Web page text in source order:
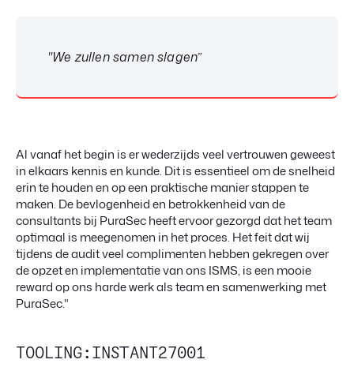
"We zullen samen slagen”
Al vanaf het begin is er wederzijds veel vertrouwen geweest
in elkaars kennis en kunde. Dit is essentieel om de snelheid
erin te houden en op een praktische manier stappen te
maken. De bevlogenheid en betrokkenheid van de
consultants bij PuraSec heeft ervoor gezorgd dat het team
optimaal is meegenomen in het proces. Het feit dat wij
tijdens de audit veel complimenten hebben gekregen over
de opzet en implementatie van ons ISMS, is een mooie
reward op ons harde werk als team en samenwerking met
PuraSec."
TOOLING:INSTANT27001